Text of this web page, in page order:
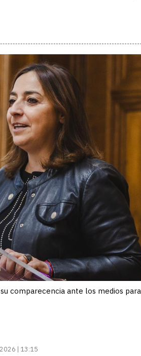
comparecencia ante los medios
| 13:15